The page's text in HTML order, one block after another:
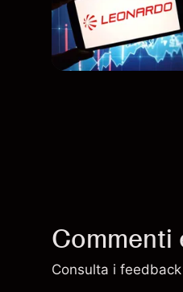
Commenti
Consulta i